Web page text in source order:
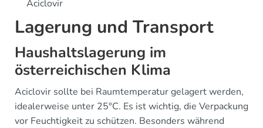
Aciclovir
Lagerung und Transport
Haushaltslagerung im
österreichischen Klima
Aciclovir sollte bei Raumtemperatur gelagert werden,
idealerweise unter 25°C. Es ist wichtig, die Verpackung
vor Feuchtigkeit zu schützen. Besonders während